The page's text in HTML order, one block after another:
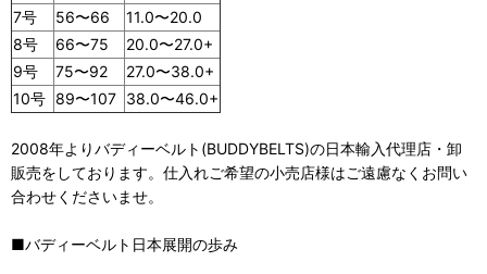
7号
56〜66
11.0〜20.0
8号
66〜75
20.0〜27.0+
9号
75〜92
27.0〜38.0+
10号 89〜107 38.0〜46.0+
2008年よりバディーベルト(BUDDYBELTS)の日本輸入代理店・卸
販売をしております。仕入れご希望の小売店様はご遠慮なくお問い
合わせくださいませ。
■バディーベルト日本展開の歩み